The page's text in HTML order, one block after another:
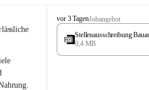
S
t
s
vor 3 TagenJobangebot
Stellenausschreibung
0,4 MB